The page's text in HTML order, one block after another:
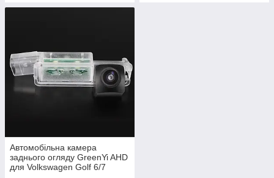
Автомобільна камера
заднього огляду GreenYi AHD
для Volkswagen Golf 6/7